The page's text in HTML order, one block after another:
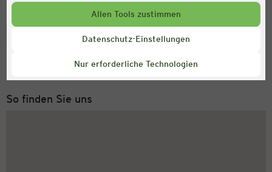
Allen Tools zustimmen
Datenschutz-Einstellungen
Nur erforderliche Technologien
Service Hotline
Montag bis Freitag 8-18 Uhr
So finden Sie uns